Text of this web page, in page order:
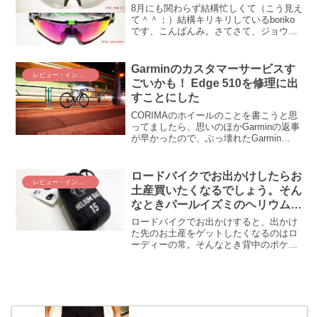
8月にも関わらず結構忙しくて（こう見え
て＾＾；）結構キリキリしているboriko
です、こんばんみ。さてさて、ジョウブ
摘をいただきまして、むむむ、これは確
かにその通り(;...
レビュー・インプレ
Garminのカスタマーサービスす
ごいかも！ Edge 510を修理に出
すことにした
CORIMAのホイールのことを書こうと思
ってましたら、思いのほかGarminの返事
が早かったので、ぶっ壊れたGarmin
返事！...
ロードバイクでお出かけしたらお
土産買いたくなるでしょう。そん
なときパールイズミのヘリウムバ
ッグがあると超便利！
ロードバイクでお出かけすると、出かけ
た先のお土産をゲットしたくなるのはロ
ーディーの常。そんなとき背中のポケッ